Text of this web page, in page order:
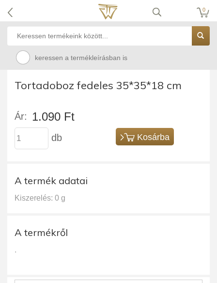
0
keressen a termékleírásban is
Tortadoboz fedeles 35*35*18 cm
Ár: 1.090 Ft
db Kosárba
A termék adatai
Kiszerelés: 0 g
A termékről
.